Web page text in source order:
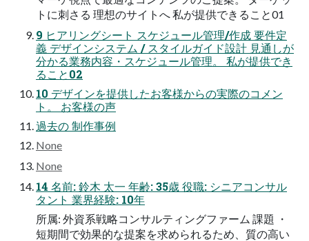
トに刺さる 理想のサイトへ 私が提供できること01
9 ヒアリングシート スケジュール管理/作成 要件定
義 デザインシステム / スタイルガイド設計 見通しが
分かる業務内容・スケジュール管理。 私が提供でき
ること02
10 デザインを提供したお客様からの実際のコメン
ト。 お客様の声
過去の 制作事例
None
None
14 名前: 鈴木 太一 年齢: 35歳 役職: シニアコンサル
タント 業界経験: 10年
所属: 外資系戦略コンサルティングファーム 課題 ・
短期間で効果的な提案を求められるため、質の高い